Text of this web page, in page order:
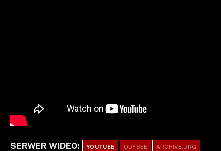
SERWER WIDEO: YOUTUBE ODYSEE ARCHIVE.ORG